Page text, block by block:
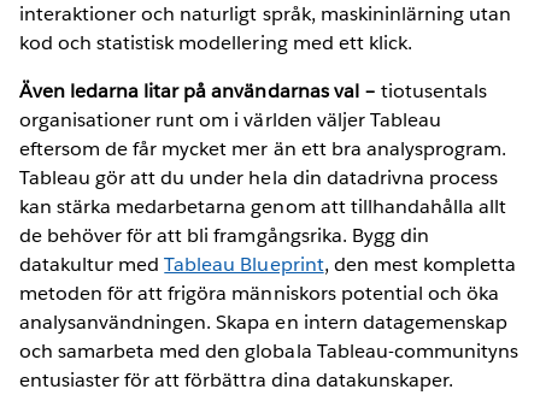
interaktioner och naturligt språk, maskininlärning utan
kod och statistisk modellering med ett klick.
Även ledarna litar på användarnas val – tiotusentals
organisationer runt om i världen väljer Tableau
eftersom de får mycket mer än ett bra analysprogram.
Tableau gör att du under hela din datadrivna process
kan stärka medarbetarna genom att tillhandahålla allt
de behöver för att bli framgångsrika. Bygg din
datakultur medTableau Blueprint, den mest kompletta
metoden för att frigöra människors potential och öka
analysanvändningen. Skapa en intern datagemenskap
och samarbeta med den globala Tableau-communityns
entusiaster för att förbättra dina datakunskaper.